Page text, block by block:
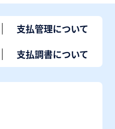
支払管理について
支払調書について